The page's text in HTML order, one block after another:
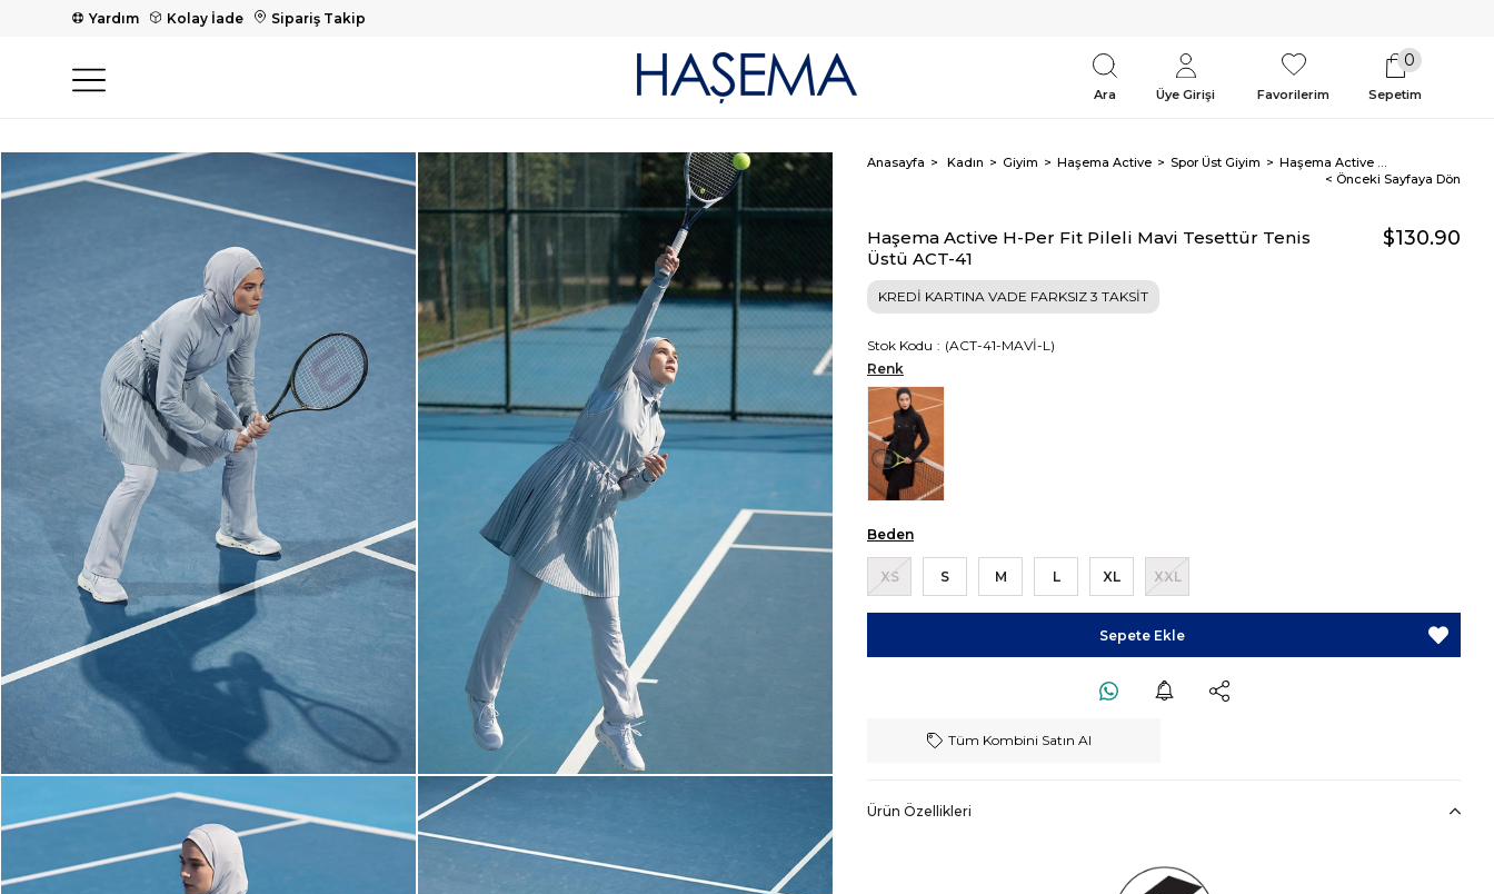
Yardım Kolay İade Sipariş Takip
Sepetim
0
Ara Favorilerim
Üye Girişi
Anasayfa Kadın Giyim Haşema Active Spor Üst Giyim
Haşema Active H-Per Fit Pileli Mavi Tesettür Tenis Üstü ACT-41
< Önceki Sayfaya Dön
Haşema Active H-Per Fit Pileli Mavi Tesettür Tenis
Üstü ACT-41
$130.90
KREDİ KARTINA VADE FARKSIZ 3 TAKSİT
Stok Kodu
(ACT-41-MAVİ-L)
Renk
Beden
XS S M L XL XXL
Tüm Kombini Satın Al
Ürün Özellikleri